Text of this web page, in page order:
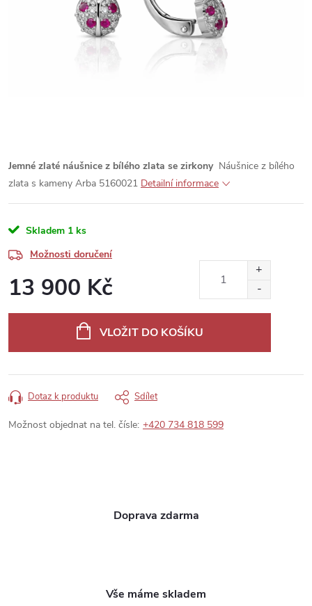
Jemné zlaté náušnice z bílého zlata se zirkony Náušnice z bílého
zlata s kameny Arba 5160021 Detailní informace
Skladem 1 ks
Možnosti doručení
13 900 Kč
VLOŽIT DO KOŠÍKU
Dotaz k produktu Sdílet
Možnost objednat na tel. čísle: +420 734 818 599
Doprava zdarma
Vše máme skladem